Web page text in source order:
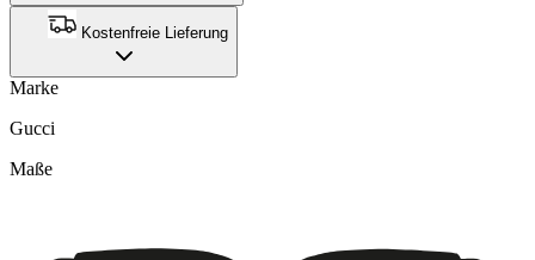
Kostenfreie Lieferung
Marke
Gucci
Maße